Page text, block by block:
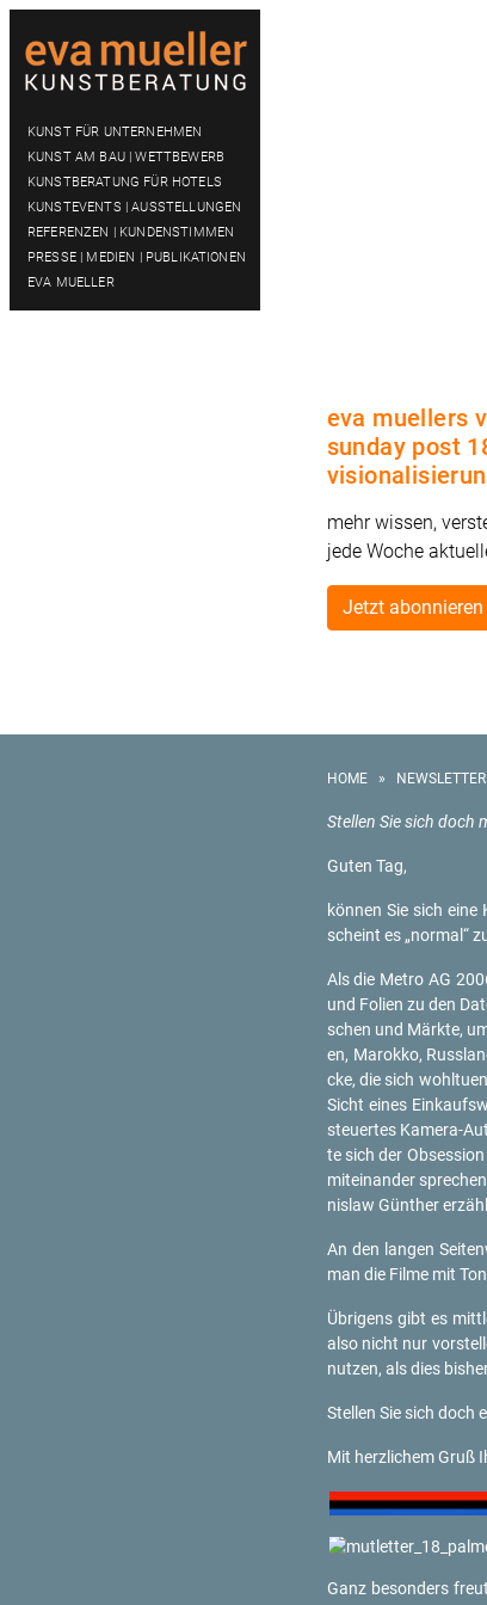
KUNST FÜR UNTERNEHMEN
KUNST AM BAU | WETTBEWERB
KUNSTBERATUNG FÜR HOTELS
KUNSTEVENTS | AUSSTELLUNGEN
REFERENZEN | KUNDENSTIMMEN
PRESSE | MEDIEN | PUBLIKATIONEN
EVA MUELLER
eva muellers
sunday post
mehr wissen,
jede Woche
Jetzt abonnieren
HOME»
Stel­len Sie sich doch
Guten Tag,
kön­nen Sie sich
scheint es „nor­mal“
Als die Metro AG
und Fo­li­en zu den
schen und Märk­te,
en, Ma­rok­ko,
cke, die sich
Sicht eines
steu­er­tes Ka­me­ra-
te sich der
mit­ein­an­der
nislaw Gün­ther
An den lan­gen
man die Filme mit
Üb­ri­gens gibt es
also nicht nur
nut­zen, als dies
Stel­len Sie sich doch
Mit herz­li­chem Gruß
Ganz be­son­ders